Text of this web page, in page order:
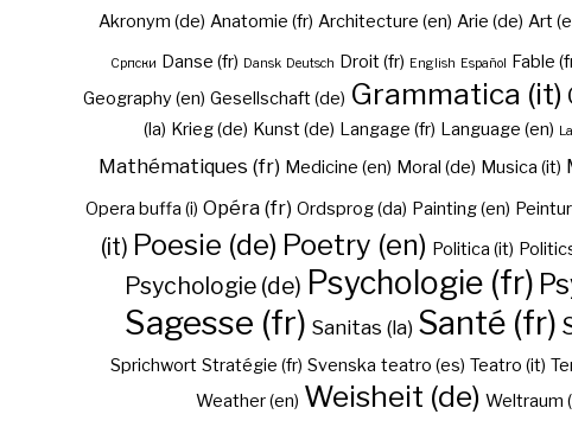
Akronym (de) Anatomie (fr) Architecture (en) Arie (de) Art
Cрпски Danse (fr) Dansk Deutsch Droit (fr) English Español Fable
Geography (en) Gesellschaft (de) Grammatica (it)
(la) Krieg (de) Kunst (de) Langage (fr) Language (en)
Mathématiques (fr) Medicine (en) Moral (de) Musica (it)
Opera buffa (i) Opéra (fr) Ordsprog (da) Painting (en)
(it) Poesie (de) Poetry (en) Politica (it)
Psychologie (de) Psychologie (fr)
Sagesse (fr) Sanitas (la) Santé (fr)
Sprichwort Stratégie (fr) Svenska teatro (es) Teatro (it)
Weather (en) Weisheit (de) Weltraum